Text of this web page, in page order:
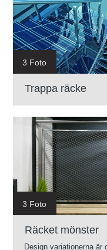
3 Foto
Trappa räcke
3 Foto
Räcket mönster
Design variationerna är